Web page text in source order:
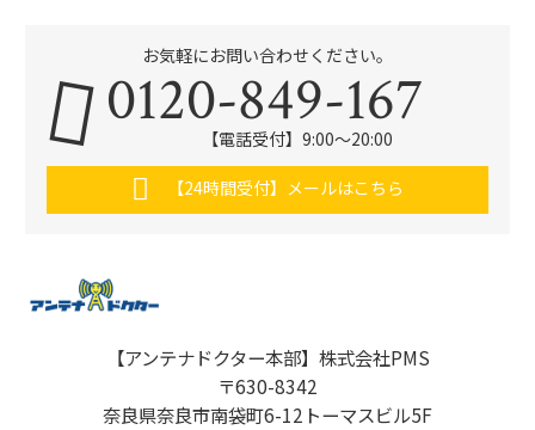
お気軽にお問い合わせください。
0120-849-167
【電話受付】9:00〜20:00
【24時間受付】メールはこちら
【アンテナドクター本部】株式会社PMS
〒630-8342
奈良県奈良市南袋町6-12トーマスビル5F